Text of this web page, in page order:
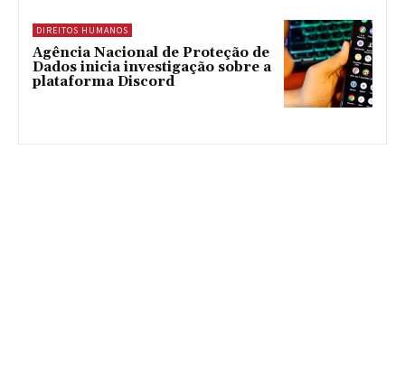
DIREITOS HUMANOS
Agência Nacional de Proteção de
Dados inicia investigação sobre a
plataforma Discord